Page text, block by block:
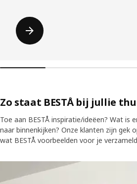
Zo staat BESTÅ bij jullie
Toe aan BESTÅ inspiratie/ideëen? Wat is
naar binnenkijken? Onze klanten zijn gek
wat BESTÅ voorbeelden voor je